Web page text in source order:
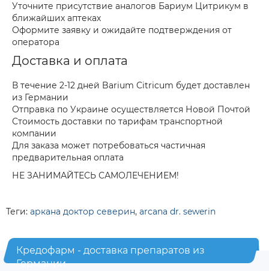
Уточните присутствие аналогов Бариум Цитрикум в
ближайших аптеках
Оформите заявку и ожидайте подтверждения от
оператора
Доставка и оплата
В течение 2-12 дней Barium Citricum будет доставлен
из Германии
Отправка по Украине осуществляется Новой Почтой
Стоимость доставки по тарифам транспортной
компании
Для заказа может потребоваться частичная
предварительная оплата
НЕ ЗАНИМАЙТЕСЬ САМОЛЕЧЕНИЕМ!
Теги: аркана доктор северин, arcana dr. sewerin
Кредофарм - доставка препаратов из
Германии